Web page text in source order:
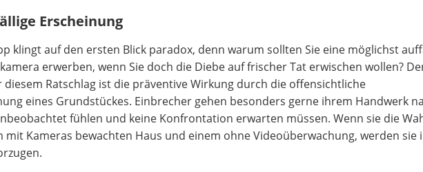
Erscheinung
klingt auf den ersten Blick paradox, denn warum sollten Sie eine möglichst
erwerben, wenn Sie doch die Diebe auf frischer Tat erwischen wollen?
diesem Ratschlag ist die präventive Wirkung durch die offensichtliche
eines Grundstückes. Einbrecher gehen besonders gerne ihrem Handwerk
fühlen und keine Konfrontation erwarten müssen. Wenn sie die
mit Kameras bewachten Haus und einem ohne Videoüberwachung, werden sie